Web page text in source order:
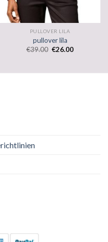
PULLOVER LILA
pullover lila
€39.00 €26.00